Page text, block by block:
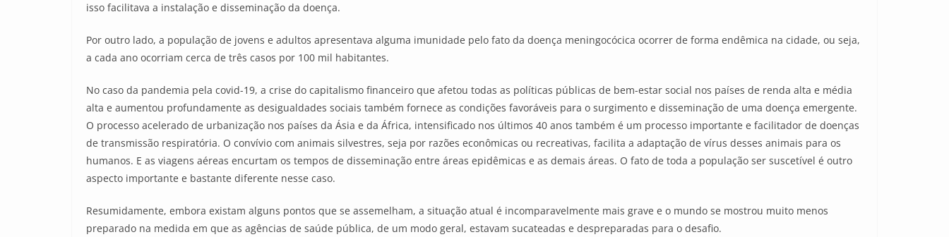
isso facilitava a instalação e disseminação da doença.
Por outro lado, a população de jovens e adultos apresentava alguma imunidade pelo fato da doença meningocócica ocorrer de forma endêmica na cidade, ou seja,
a cada ano ocorriam cerca de três casos por 100 mil habitantes.
No caso da pandemia pela covid-19, a crise do capitalismo financeiro que afetou todas as políticas públicas de bem-estar social nos países de renda alta e média
alta e aumentou profundamente as desigualdades sociais também fornece as condições favoráveis para o surgimento e disseminação de uma doença emergente.
O processo acelerado de urbanização nos países da Ásia e da África, intensificado nos últimos 40 anos também é um processo importante e facilitador de doenças
de transmissão respiratória. O convívio com animais silvestres, seja por razões econômicas ou recreativas, facilita a adaptação de vírus desses animais para os
humanos. E as viagens aéreas encurtam os tempos de disseminação entre áreas epidêmicas e as demais áreas. O fato de toda a população ser suscetível é outro
aspecto importante e bastante diferente nesse caso.
Resumidamente, embora existam alguns pontos que se assemelham, a situação atual é incomparavelmente mais grave e o mundo se mostrou muito menos
preparado na medida em que as agências de saúde pública, de um modo geral, estavam sucateadas e despreparadas para o desafio.